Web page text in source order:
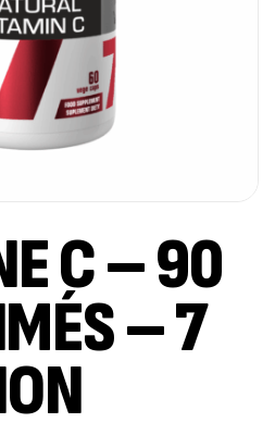
C – 90
– 7